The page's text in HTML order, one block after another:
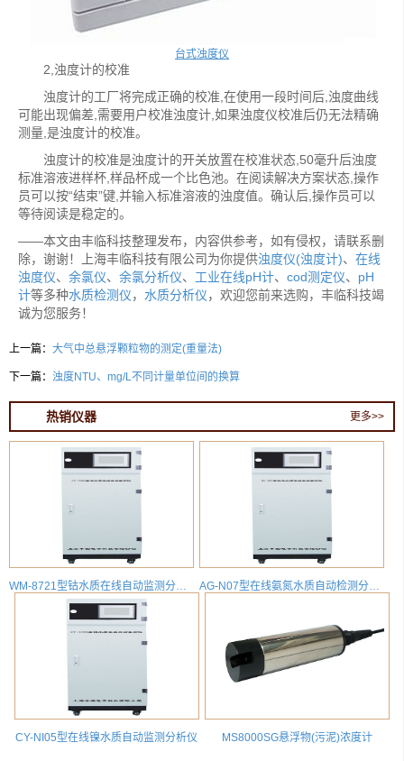
台式浊度仪
2,浊度计的校准
浊度计的工厂将完成正确的校准,在使用一段时间后,浊度曲线
可能出现偏差,需要用户校准浊度计,如果浊度仪校准后仍无法精确
测量,是浊度计的校准。
浊度计的校准是浊度计的开关放置在校准状态,50毫升后浊度
标准溶液进样杯,样品杯成一个比色池。在阅读解决方案状态,操作
员可以按“结束”键,并输入标准溶液的浊度值。确认后,操作员可以
等待阅读是稳定的。
——本文由丰临科技整理发布，内容供参考，如有侵权，请联系删
除，谢谢！上海丰临科技有限公司为你提供浊度仪(浊度计)、 在线
浊度仪、 余氯仪、 余氯分析仪、 工业在线pH计、 cod测定仪、 pH
计等多种水质检测仪， 水质分析仪，欢迎您前来选购，丰临科技竭
诚为您服务！
上一篇： 大气中总悬浮颗粒物的测定(重量法)
下一篇： 浊度NTU、mg/L不同计量单位间的换算
更多>>
热销仪器
WM-8721型钴水质在线自动监测分析仪 AG-N07型在线氨氮水质自动检测分析仪
CY-NI05型在线镍水质自动监测分析仪 MS8000SG悬浮物(污泥)浓度计